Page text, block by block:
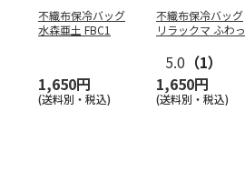
不織布保冷バッグ
水森亜土 FBC1
1,650円
(送料別・税込)
不織布保冷バッグ
リラックマ ふわっ
5.0 （1）
1,650円
(送料別・税込)